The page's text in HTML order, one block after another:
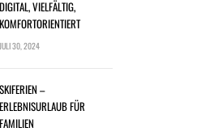
DIGITAL, VIELFÄLTIG,
KOMFORTORIENTIERT
JULI 30, 2024
SKIFERIEN –
ERLEBNISURLAUB FÜR
FAMILIEN